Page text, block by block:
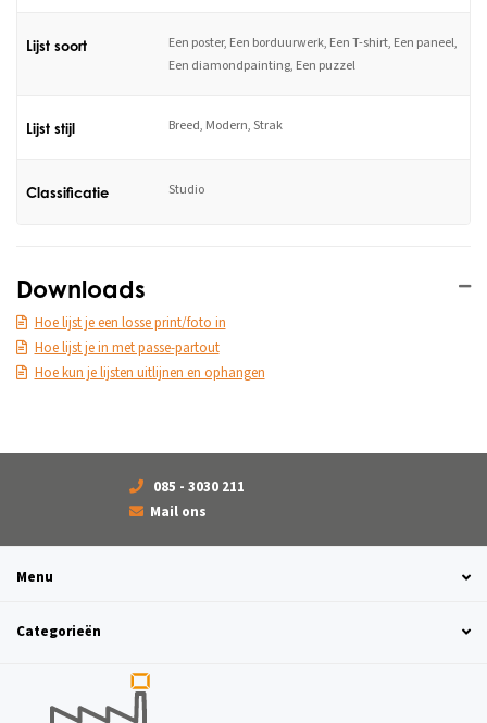
Lijst soort
Een poster, Een borduurwerk, Een T-shirt, Een paneel,
Een diamondpainting, Een puzzel
Lijst stijl Breed, Modern, Strak
Classificatie Studio
Downloads
Hoe lijst je een losse print/foto in
Hoe lijst je in met passe-partout
Hoe kun je lijsten uitlijnen en ophangen
085 - 3030 211
Mail ons
Menu
Categorieën